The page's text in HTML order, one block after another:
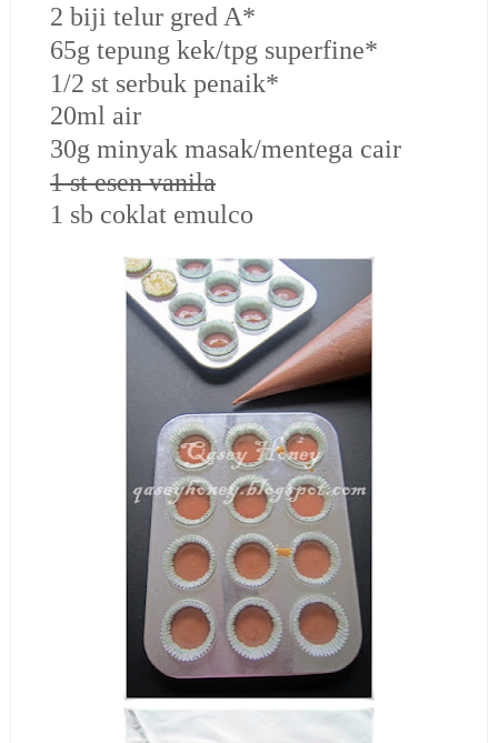
2 biji telur gred A*
65g tepung kek/tpg superfine*
1/2 st serbuk penaik*
20ml air
30g minyak masak/mentega cair
1 st esen vanila
1 sb coklat emulco